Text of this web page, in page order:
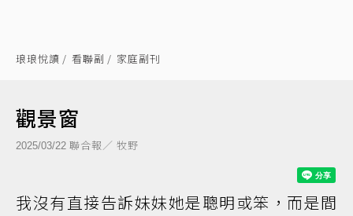
琅琅悅讀 看聯副 家庭副刊
觀景窗
2025/03/22 聯合報／ 牧野
我沒有直接告訴妹妹她是聰明或笨，而是間